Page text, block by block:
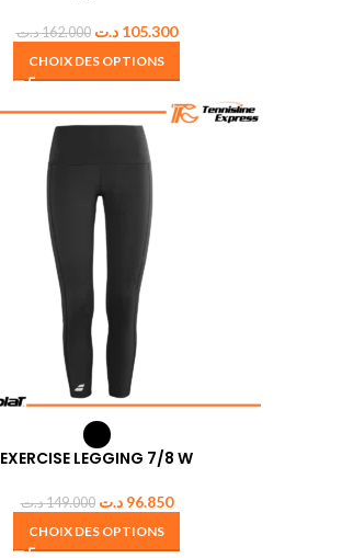
162.000د.ت 105.300 د.ت
CHOIX DES OPTIONS
EXERCISE LEGGING 7/8 W
149.000د.ت 96.850 د.ت
CHOIX DES OPTIONS